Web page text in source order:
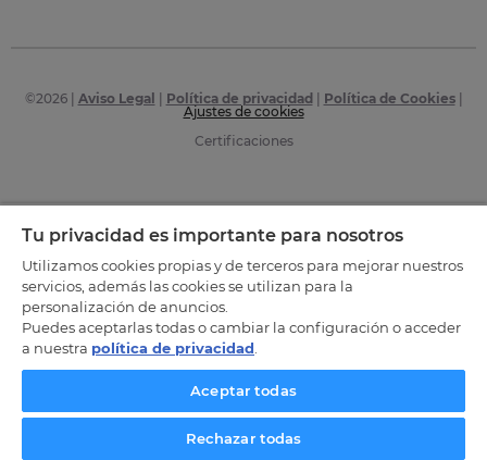
©2026| Aviso Legal Política de privacidad Política de Cookies|
Ajustes de cookies
Certificaciones
Tu privacidad es importante para nosotros
Utilizamos cookies propias y de terceros para mejorar nuestros
servicios, además las cookies se utilizan para la
personalización de anuncios.
Puedes aceptarlas todas o cambiar la configuración o acceder
a nuestra política de privacidad
Aceptar todas
Rechazar todas